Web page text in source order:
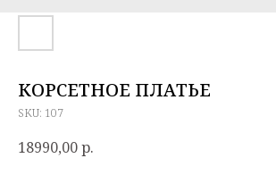
КОРСЕТНОЕ ПЛАТЬЕ
SKU: 107
18990,00р.